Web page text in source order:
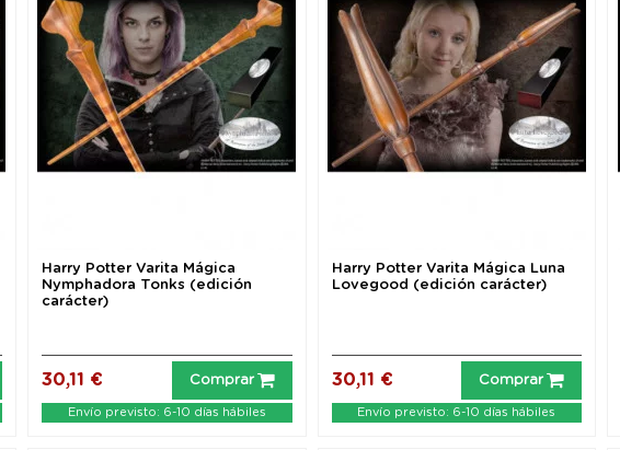
Harry Potter Varita Mágica
Nymphadora Tonks (edición
carácter)
30,11 € Comprar
Envío previsto: 6-10 días hábiles
Harry Potter Varita Mágica Luna
Lovegood (edición carácter)
30,11 € Comprar
Envío previsto: 6-10 días hábiles